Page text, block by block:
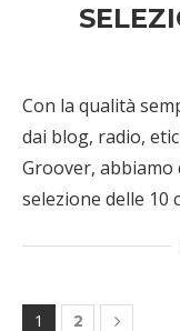
Con la qualità
dai blog, radio,
Groover, abbiamo
selezione delle 10
1 2